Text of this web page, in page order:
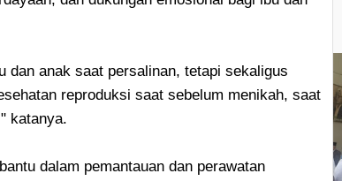
dan anak saat persalinan, tetapi sekaligus
reproduksi saat sebelum menikah, saat
katanya.
dalam pemantauan dan perawatan